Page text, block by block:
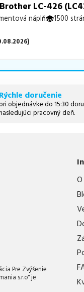
LC-426
náplň 1500
)
doručenie
objednávke do 15:30
pracovný deň.
Pre Zvýšenie
s.r.o" je